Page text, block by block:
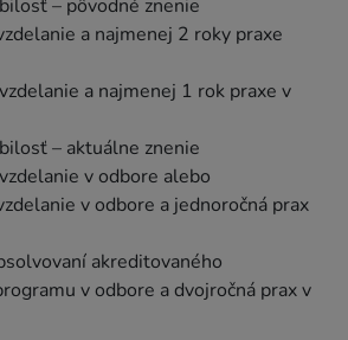
– pôvodné znenie
a najmenej 2 roky praxe
a najmenej 1 rok praxe v
– aktuálne znenie
v odbore alebo
v odbore a jednoročná prax
akreditovaného
v odbore a dvojročná prax v